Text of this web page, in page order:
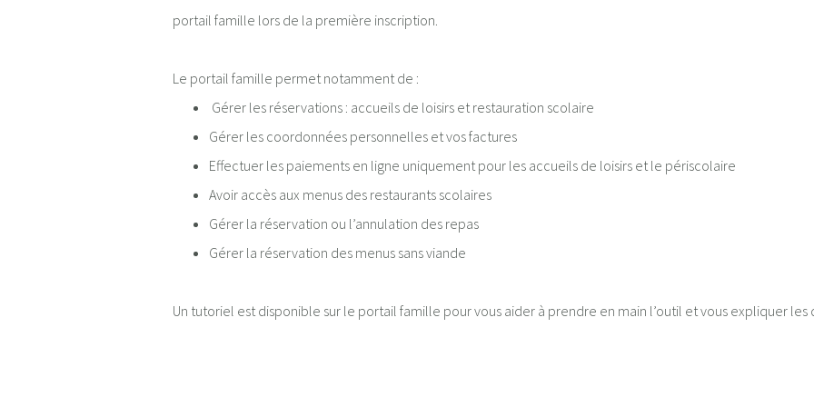
portail famille lors de la première inscription.
Le portail famille permet notamment de :
Gérer les réservations : accueils de loisirs et restauration scolaire
Gérer les coordonnées personnelles et vos factures
Effectuer les paiements en ligne uniquement pour les accueils de loisirs et le périscolaire
Avoir accès aux menus des restaurants scolaires
Gérer la réservation ou l’annulation des repas
Gérer la réservation des menus sans viande
Un tutoriel est disponible sur le portail famille pour vous aider à prendre en main l’outil et vous expliquer les